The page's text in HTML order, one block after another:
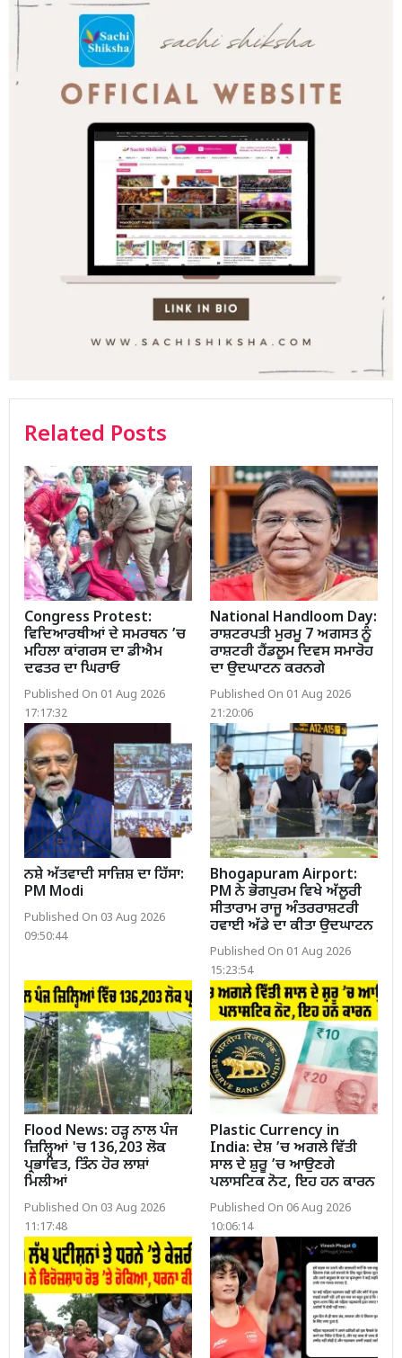
Related Posts
Congress Protest:
ਵਿਦਿਆਰਥੀਆਂ ਦੇ ਸਮਰਥਨ ’ਚ
ਮਹਿਲਾ ਕਾਂਗਰਸ ਦਾ ਡੀਐਮ
ਦਫਤਰ ਦਾ ਘਿਰਾਓ
Published On 01 Aug 2026
17:17:32
National Handloom Day:
ਰਾਸ਼ਟਰਪਤੀ ਮੁਰਮੂ 7 ਅਗਸਤ ਨੂੰ
ਰਾਸ਼ਟਰੀ ਹੈਂਡਲੂਮ ਦਿਵਸ ਸਮਾਰੋਹ
ਦਾ ਉਦਘਾਟਨ ਕਰਨਗੇ
Published On 01 Aug 2026
21:20:06
ਨਸ਼ੇ ਅੱਤਵਾਦੀ ਸਾਜ਼ਿਸ਼ ਦਾ ਹਿੱਸਾ:
PM Modi
Published On 03 Aug 2026
09:50:44
Bhogapuram Airport:
PM ਨੇ ਭੋਗਪੁਰਮ ਵਿਖੇ ਅੱਲੂਰੀ
ਸੀਤਾਰਾਮ ਰਾਜੂ ਅੰਤਰਰਾਸ਼ਟਰੀ
ਹਵਾਈ ਅੱਡੇ ਦਾ ਕੀਤਾ ਉਦਘਾਟਨ
Published On 01 Aug 2026
15:23:54
Flood News: ਹੜ੍ਹ ਨਾਲ ਪੰਜ
ਜ਼ਿਲ੍ਹਿਆਂ 'ਚ 136,203 ਲੋਕ
ਪ੍ਰਭਾਵਿਤ, ਤਿੰਨ ਹੋਰ ਲਾਸ਼ਾਂ
ਮਿਲੀਆਂ
Published On 03 Aug 2026
11:17:48
Plastic Currency in
India: ਦੇਸ਼ ’ਚ ਅਗਲੇ ਵਿੱਤੀ
ਸਾਲ ਦੇ ਸ਼ੁਰੂ ’ਚ ਆਉਣਗੇ
ਪਲਾਸਟਿਕ ਨੋਟ, ਇਹ ਹਨ ਕਾਰਨ
Published On 06 Aug 2026
10:06:14